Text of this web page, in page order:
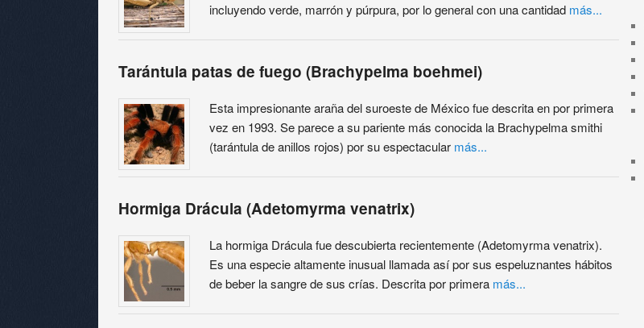
incluyendo verde, marrón y púrpura, por lo general con una cantidad más...
Tarántula patas de fuego (Brachypelma boehmei)
Esta impresionante araña del suroeste de México fue descrita en por primera
vez en 1993. Se parece a su pariente más conocida la Brachypelma smithi
(tarántula de anillos rojos) por su espectacular más...
Hormiga Drácula (Adetomyrma venatrix)
La hormiga Drácula fue descubierta recientemente (Adetomyrma venatrix).
Es una especie altamente inusual llamada así por sus espeluznantes hábitos
de beber la sangre de sus crías. Descrita por primera más...